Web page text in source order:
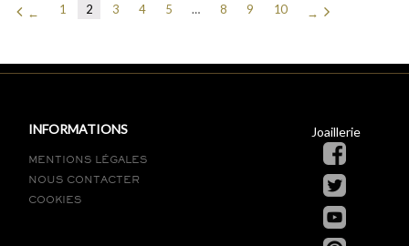
← 1 2 3 4 5 … 8 9 10 →
INFORMATIONS
MENTIONS LÉGALES
NOUS CONTACTER
COOKIES
Joaillerie